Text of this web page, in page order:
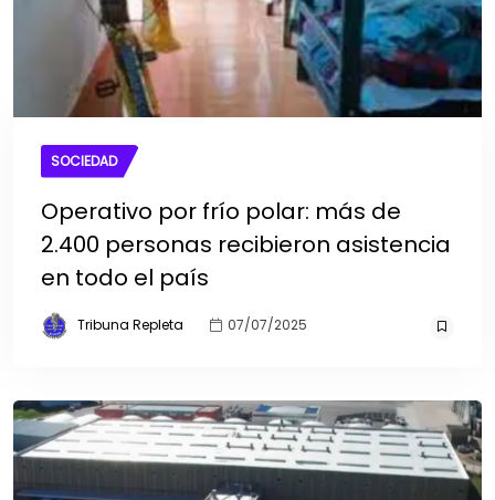
SOCIEDAD
Operativo por frío polar: más de
2.400 personas recibieron asistencia
en todo el país
Tribuna Repleta 07/07/2025